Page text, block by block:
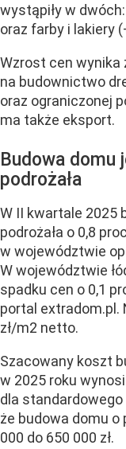
wystąpiły w
oraz farby i lakiery
Wzrost cen wynika
na budownictwo
oraz ograniczonej
ma także eksport.
Budowa domu
podrożała
W II kwartale 2025
podrożała o 0,8
w województwie
W województwie
spadku cen o 0,1
portal extradom.pl.
zł/m2 netto.
Szacowany koszt
w 2025 roku wynosi
dla
że budowa domu
000 do 650 000 zł.